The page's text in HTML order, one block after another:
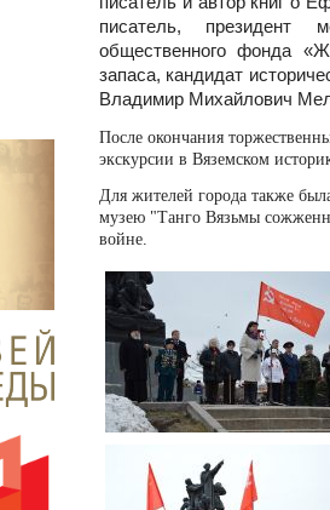
писатель, президент
общественного фонда
запаса, кандидат
Владимир Михайлович
После окончания
экскурсии в Вяземском
Для жителей города также
музею "Танго Вязьмы
войне.